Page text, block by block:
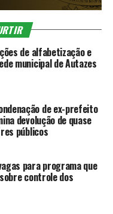
de alfabetização e
municipal de Autazes
de ex-prefeito
devolução de quase
públicos
para programa que
controle dos